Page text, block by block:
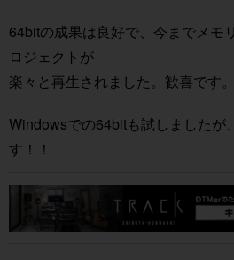
64bitの成果は良好で、今までメモ
ロジェクトが
楽々と再生されました。歓喜です。
Windowsでの64bitも試しましたが
す！！